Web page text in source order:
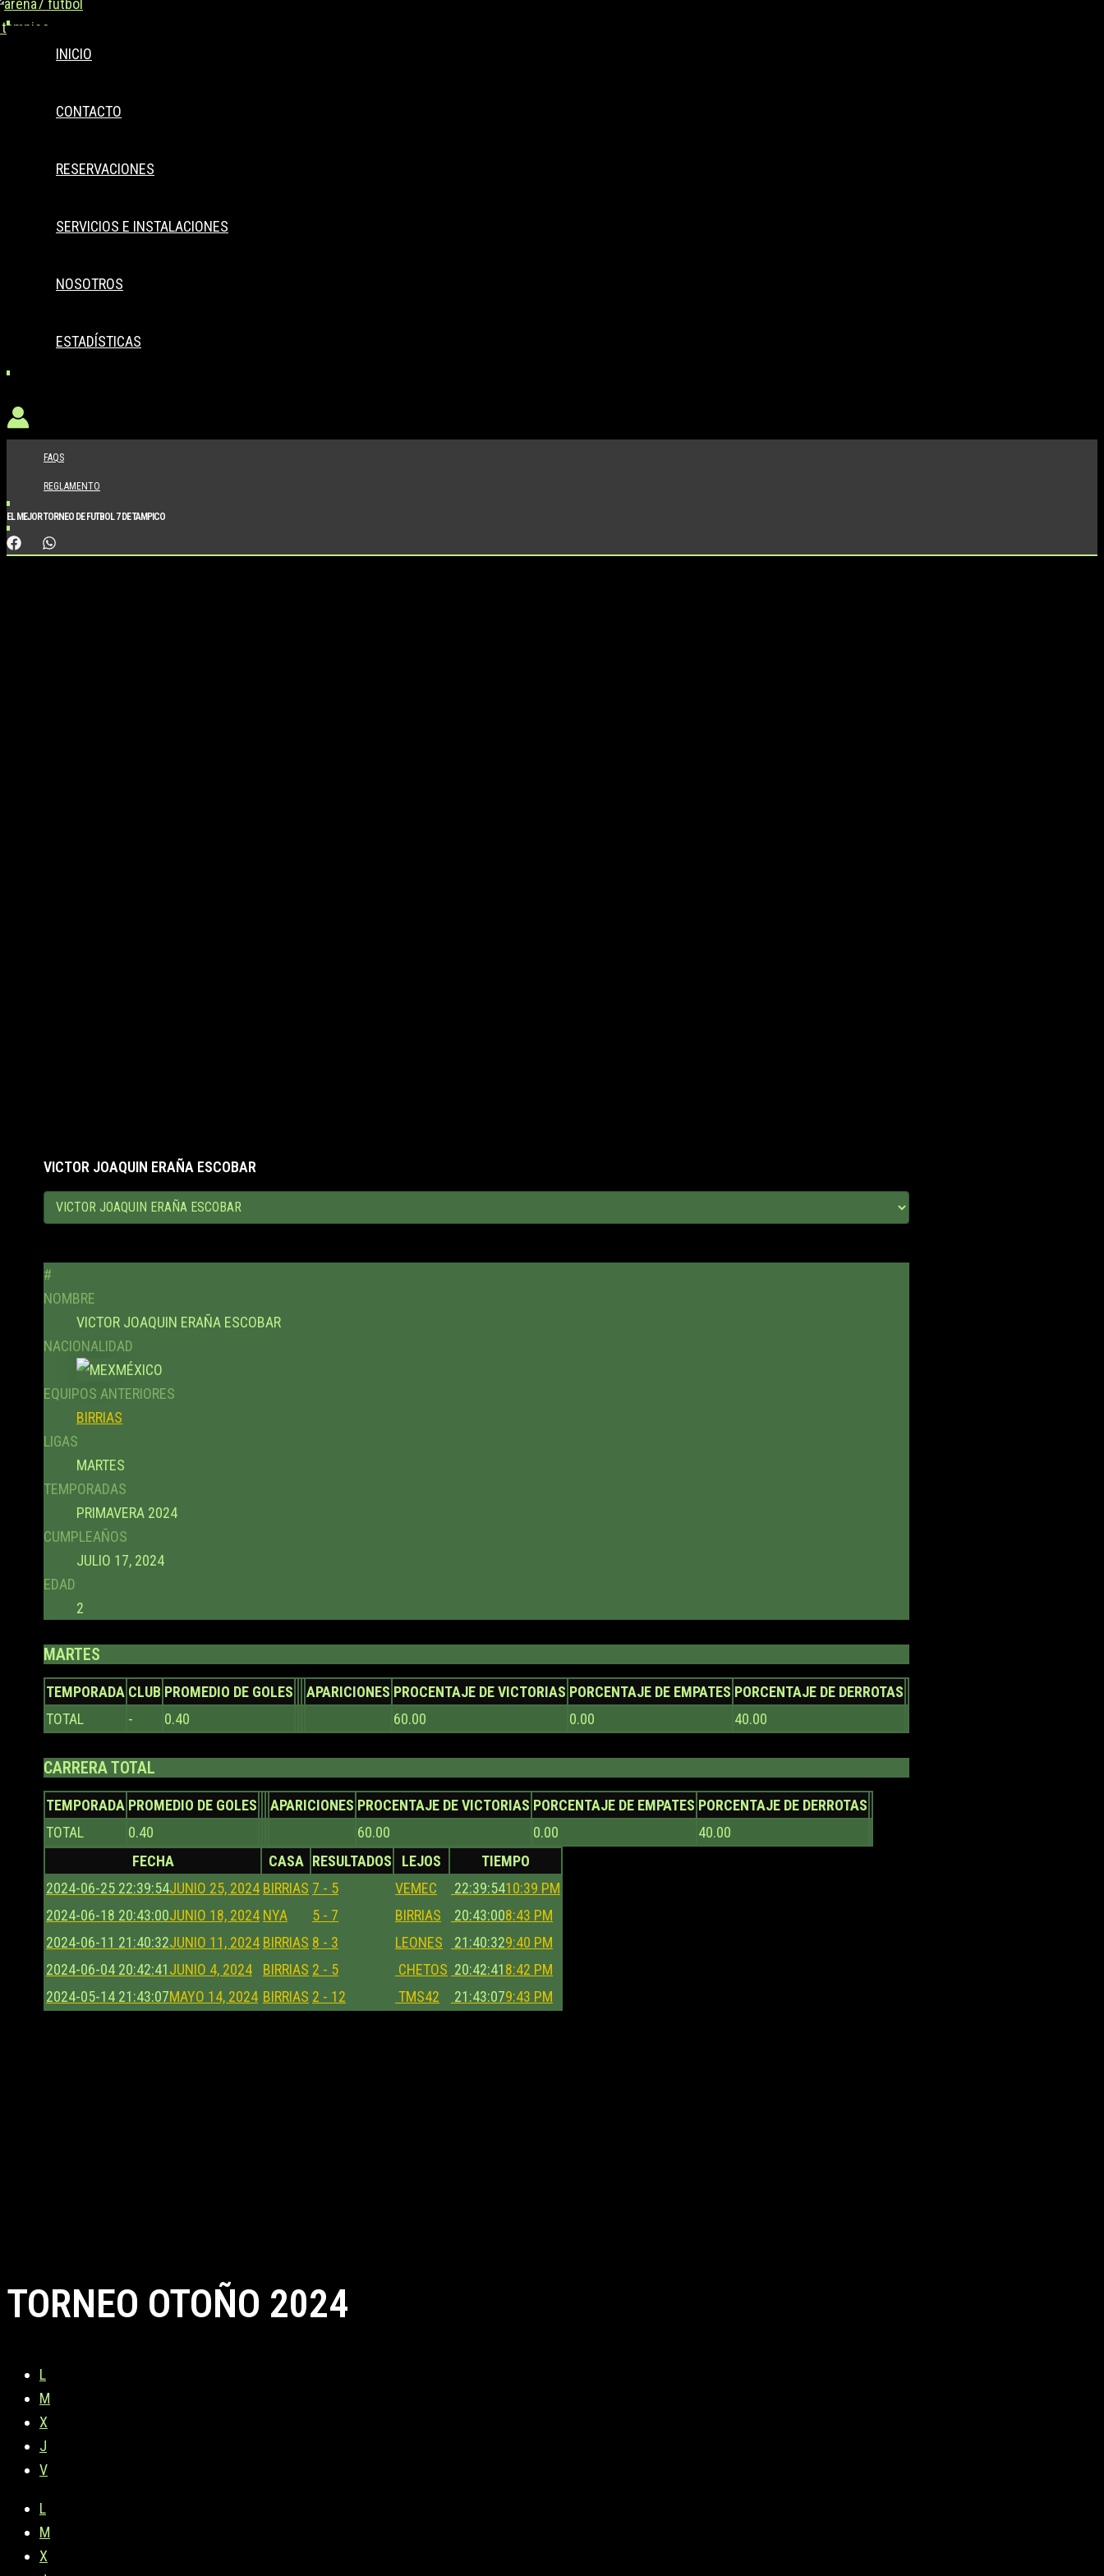
Ir
al
contenidoINICIO
CONTACTO
RESERVACIONES
SERVICIOS E INSTALACIONES
NOSOTROS
ESTADÍSTICAS
FAQS
REGLAMENTO
EL MEJOR TORNEO DE FUTBOL 7 DE TAMPICO
VICTOR JOAQUIN ERAÑA ESCOBAR
#
NOMBRE
VICTOR JOAQUIN ERAÑA ESCOBAR
NACIONALIDAD
MÉXICO
EQUIPOS ANTERIORES
BIRRIAS
LIGAS
MARTES
TEMPORADAS
PRIMAVERA 2024
CUMPLEAÑOS
JULIO 17, 2024
EDAD
2
MARTES
TEMPORADA CLUB PROMEDIO DE GOLES APARICIONES PROCENTAJE DE VICTORIAS PORCENTAJE DE EMPATES PORCENTAJE DE DERROTAS
TOTAL
- 0.40 60.00 0.00 40.00
CARRERA TOTAL
TEMPORADA PROMEDIO DE GOLES APARICIONES PROCENTAJE DE VICTORIAS PORCENTAJE DE EMPATES PORCENTAJE DE DERROTAS
TOTAL
0.40 60.00 0.00
40.00
FECHA
CASA RESULTADOS LEJOS
TIEMPO
2024-06-25 22:39:54JUNIO 25, 2024 BIRRIAS 7 - 5 VEMEC 22:39:5410:39 PM
2024-06-18 20:43:00JUNIO 18, 2024 NYA 5 - 7 BIRRIAS 20:43:008:43 PM
2024-06-11 21:40:32JUNIO 11, 2024 BIRRIAS 8 - 3 LEONES 21:40:329:40 PM
2024-06-04 20:42:41JUNIO 4, 2024 BIRRIAS 2 - 5 CHETOS 20:42:418:42 PM
2024-05-14 21:43:07MAYO 14, 2024 BIRRIAS 2 - 12 TMS42 21:43:079:43 PM
TORNEO OTOÑO 2024
L
M
X
J
V
L
M
X
Buscar..